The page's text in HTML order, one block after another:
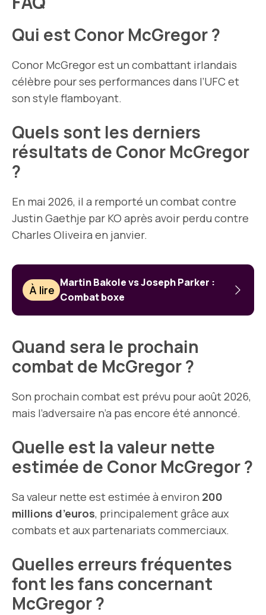
Qui est Conor McGregor ?
Conor McGregor est un combattant irlandais
célèbre pour ses performances dans l’UFC et
son style flamboyant.
Quels sont les derniers
résultats de Conor McGregor
?
En mai 2026, il a remporté un combat contre
Justin Gaethje par KO après avoir perdu contre
Charles Oliveira en janvier.
À lire
Martin Bakole vs Joseph Parker :
Combat boxe
Quand sera le prochain
combat de McGregor ?
Son prochain combat est prévu pour août 2026,
mais l’adversaire n’a pas encore été annoncé.
Quelle est la valeur nette
estimée de Conor McGregor ?
Sa valeur nette est estimée à environ 200
millions d’euros, principalement grâce aux
combats et aux partenariats commerciaux.
Quelles erreurs fréquentes
font les fans concernant
McGregor ?